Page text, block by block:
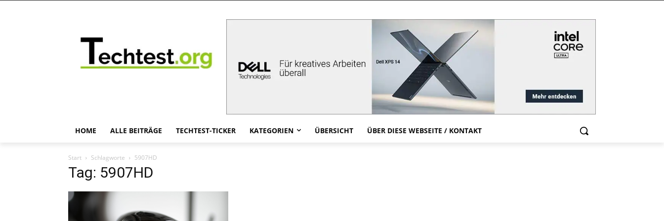
HOME ALLE BEITRÄGE TECHTEST-TICKER KATEGORIEN ÜBERSICHT ÜBER DIESE WEBSEITE / KONTAKT
Start Schlagworte 5907HD
Tag: 5907HD